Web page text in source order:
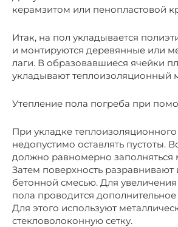
керамзитом или пенопластовой
Итак, на пол укладывается
и монтируются деревянные или
лаги. В образовавшиеся ячейки
укладывают теплоизоляционный
Утепление пола погреба при
При укладке
недопустимо оставлять пустоты.
должно равномерно заполняться
Затем поверхность разравнивают
бетонной смесью. Для
пола проводится
Для этого используют
стекловолоконную сетку.